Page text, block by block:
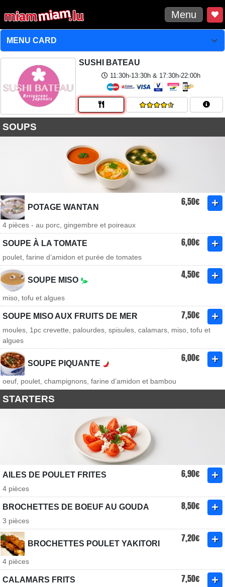
Menu
SUSHI BATEAU
11:30h-13:30h & 17:30h-22:00h
SOUPS
POTAGE WANTAN 6,50€
4 pièces - au porc, gingembre et poireaux
SOUPE À LA TOMATE 6,00€
poulet, farine d’amidon et purée de tomates
SOUPE MISO 4,50€
miso, tofu et algues
SOUPE MISO AUX FRUITS DE MER 7,50€
moules, 1pc crevette, palourdes, spisules, calamars, miso, tofu et
algues
SOUPE PIQUANTE 6,00€
oeuf, poulet, champignons, farine d’amidon et bambou
STARTERS
AILES DE POULET FRITES 6,90€
4 pièces
BROCHETTES DE BOEUF AU GOUDA 8,50€
3 pièces
BROCHETTES POULET YAKITORI 7,20€
4 pièces
CALAMARS FRITS 7,50€